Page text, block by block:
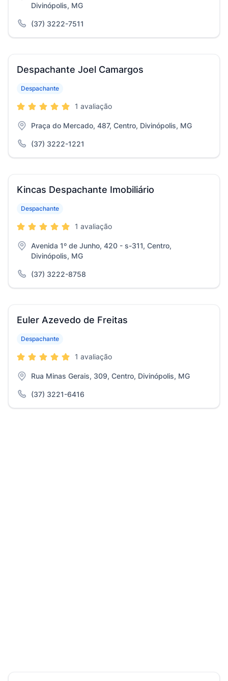
Divinópolis, MG
(37) 3222-7511
Despachante Joel Camargos
Despachante
1 avaliação
Praça do Mercado, 487, Centro, Divinópolis, MG
(37) 3222-1221
Kincas Despachante Imobiliário
Despachante
1 avaliação
Avenida 1º de Junho, 420 - s-311, Centro,
Divinópolis, MG
(37) 3222-8758
Euler Azevedo de Freitas
Despachante
1 avaliação
Rua Minas Gerais, 309, Centro, Divinópolis, MG
(37) 3221-6416